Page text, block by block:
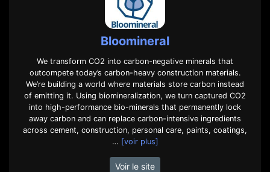
Bloomineral
We transform CO2 into carbon-negative minerals that
outcompete today’s carbon-heavy construction materials.
We’re building a world where materials store carbon instead
of emitting it. Using biomineralization, we turn captured CO2
into high-performance bio-minerals that permanently lock
away carbon and can replace carbon-intensive ingredients
across cement, construction, personal care, paints, coatings,
… [voir plus]
Voir le site